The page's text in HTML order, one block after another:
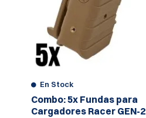
En Stock
Combo: 5x Fundas para
Cargadores Racer GEN-2